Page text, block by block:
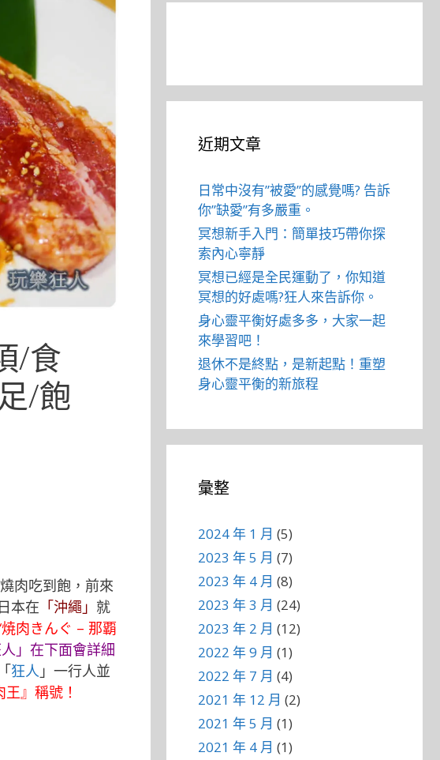
/食
/飽
肉吃到飽，前來
本在 「沖繩」 就
焼肉きんぐ – 那覇
」在下面會詳細
狂人 」一行人並
』稱號！
近期文章
日常中沒有”被愛”的感覺嗎? 告訴
你”缺愛”有多嚴重。
冥想新手入門：簡單技巧帶你探
索內心寧靜
冥想已經是全民運動了，你知道
冥想的好處嗎?狂人來告訴你。
身心靈平衡好處多多，大家一起
來學習吧！
退休不是終點，是新起點！重塑
身心靈平衡的新旅程
彙整
2024 年 1 月 (5)
2023 年 5 月 (7)
2023 年 4 月 (8)
2023 年 3 月 (24)
2023 年 2 月 (12)
2022 年 9 月 (1)
2022 年 7 月 (4)
2021 年 12 月 (2)
2021 年 5 月 (1)
2021 年 4 月 (1)